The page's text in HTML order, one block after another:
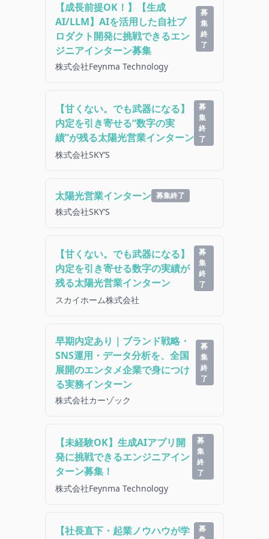
【成長前提OK！】【生成
AI/LLM】AIを活用した自社プ
ロダクト開発に挑戦できるエン
ジニアインターン募集
募
集
終
了
株式会社Feynma Technology
【甘くない。でも武器になる】
内定を引き寄せる“数字の実
績”が残る太陽光営業インターン
募
集
終
了
株式会社SKY’S
太陽光営業インターン 募集終了
株式会社SKY’S
【甘くない。でも武器になる】
内定を引き寄せる数字の実績が
残る太陽光営業インターン
募
集
終
了
スカイホーム株式会社
早期内定あり｜ブランド戦略・
SNS運用・データ分析を、全国
展開のエンタメ企業で身につけ
る実務インターン
募
集
終
了
株式会社カーゾック
【未経験OK】生成AIアプリ開
発に挑戦できるエンジニアイン
ターン募集！
募
集
終
了
株式会社Feynma Technology
【社長直下・起業ノウハウが学
募